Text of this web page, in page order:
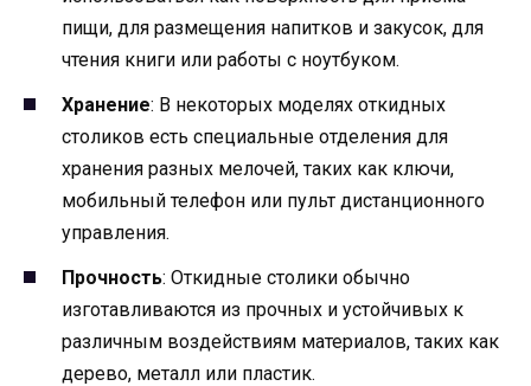
пищи, для размещения напитков и закусок, для
чтения книги или работы с ноутбуком.
Хранение: В некоторых моделях откидных
столиков есть специальные отделения для
хранения разных мелочей, таких как ключи,
мобильный телефон или пульт дистанционного
управления.
Прочность: Откидные столики обычно
изготавливаются из прочных и устойчивых к
различным воздействиям материалов, таких как
дерево, металл или пластик.